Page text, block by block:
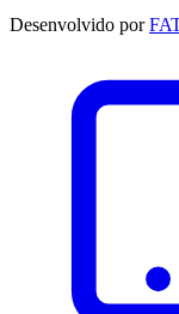
Desenvolvido por